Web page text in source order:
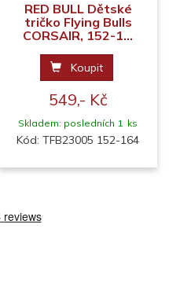
RED BULL Dětské
tričko Flying Bulls
CORSAIR, 152-1...
Koupit
549,- Kč
Skladem: posledních 1 ks
Kód: TFB23005 152-164